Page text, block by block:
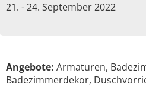
21. - 24. September 2022
Angebote: Armaturen,
Badezimmerdekor,